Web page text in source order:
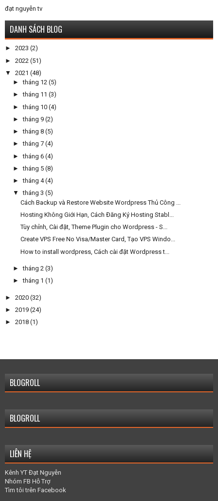
đạt nguyễn tv
DANH SÁCH BLOG
► 2023 (2)
► 2022 (51)
▼
2021 (48)
►tháng 12 (5)
►tháng 11 (3)
►tháng 10 (4)
►tháng 9 (2)
►tháng 8 (5)
►tháng 7 (4)
►tháng 6 (4)
►tháng 5 (8)
►tháng 4 (4)
▼
tháng 3 (5)
Cách Backup và Restore Website Wordpress Thủ Công ...
Hosting Không Giới Hạn, Cách Đăng Ký Hosting Stabl...
Tùy chỉnh, Cài đặt, Theme Plugin cho Wordpress - S...
Create VPS Free No Visa/Master Card, Tạo VPS Windo...
How to install wordpress, Cách cài đặt Wordpress t...
►tháng 2 (3)
►tháng 1 (1)
► 2020 (32)
► 2019 (24)
► 2018 (1)
BLOGROLL
BLOGROLL
LIÊN HỆ
Kênh YT Đạt Nguyễn
Nhóm FB Hỗ Trợ
Tìm tôi trên Facebook